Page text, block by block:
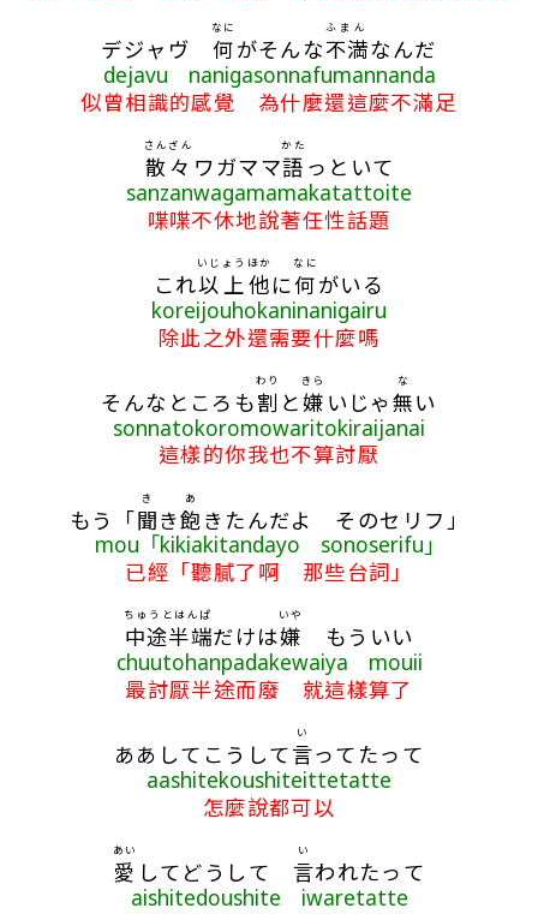
デジャヴ 何
なに
がそんな不満
ふまん
なんだ
dejavu nanigasonnafumannanda
似曾相識的感覺 為什麼還這麼不滿足
散々
さんざん
ワガママ語
かた
っといて
sanzanwagamamakatattoite
喋喋不休地說著任性話題
これ以上
いじょう
他
ほか
に何
なに
がいる
koreijouhokaninanigairu
除此之外還需要什麼嗎
そんなところも割
わり
と嫌
きら
いじゃ無
な
い
sonnatokoromowaritokiraijanai
這樣的你我也不算討厭
もう「聞
き
き飽
あ
きたんだよ そのセリフ」
mou「kikiakitandayo sonoserifu」
已經「聽膩了啊 那些台詞」
中途半端
ちゅうとはんぱ
だけは嫌
いや
もういい
chuutohanpadakewaiya mouii
最討厭半途而廢 就這樣算了
ああしてこうして言
い
ってたって
aashitekoushiteittetatte
怎麼說都可以
愛
あい
してどうして 言
い
われたって
aishitedoushite iwaretatte